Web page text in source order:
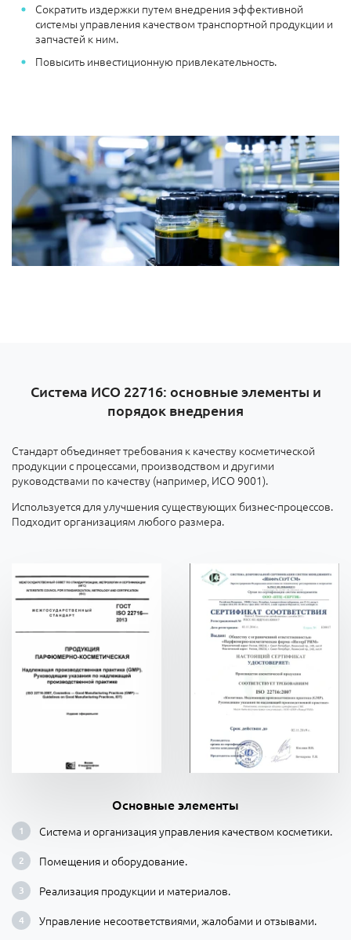
Сократить издержки путем внедрения эффективной
системы управления качеством транспортной продукции и
запчастей к ним.
Повысить инвестиционную привлекательность.
Система ИСО 22716: основные элементы и
порядок внедрения
Стандарт объединяет требования к качеству косметической
продукции с процессами, производством и другими
руководствами по качеству (например, ИСО 9001).
Используется для улучшения существующих бизнес-процессов.
Подходит организациям любого размера.
Основные элементы
Система и организация управления качеством косметики.
Помещения и оборудование.
Реализация продукции и материалов.
Управление несоответствиями, жалобами и отзывами.